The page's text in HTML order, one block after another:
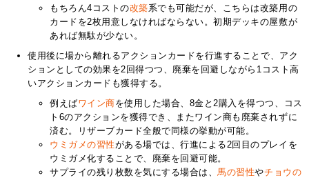
もちろん4コストの改築系でも可能だが、こちらは改築用の
カードを2枚用意しなければならない。初期デッキの屋敷が
あれば無駄が少ない。
使用後に場から離れるアクションカードを行進することで、アク
ションとしての効果を2回得つつ、廃棄を回避しながら1コスト高
いアクションカードも獲得する。
例えばワイン商を使用した場合、8金と2購入を得つつ、コス
ト6のアクションを獲得でき、またワイン商も廃棄されずに
済む。リザーブカード全般で同様の挙動が可能。
ウミガメの習性がある場では、行進による2回目のプレイを
ウミガメ化することで、廃棄を回避可能。
サプライの残り枚数を気にする場合は、馬の習性やチョウの